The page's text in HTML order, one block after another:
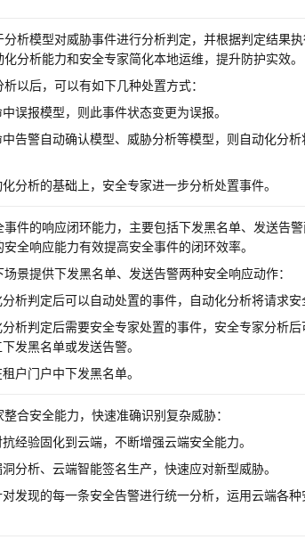
分析模型对威胁事件进行分析判定，并根据判定结果
化分析能力和安全专家简化本地运维，提升防护实效。
析以后，可以有如下几种处置方式：
误报模型，则此事件状态变更为误报。
告警自动确认模型、威胁分析等模型，则自动化分
分析的基础上，安全专家进一步分析处置事件。
事件的响应闭环能力，主要包括下发黑名单、发送告
安全响应能力有效提高安全事件的闭环效率。
场景提供下发黑名单、发送告警两种安全响应动作：
分析判定后可以自动处置的事件，自动化分析将请求安
分析判定后需要安全专家处置的事件，安全专家分析
发黑名单或发送告警。
户门户中下发黑名单。
合安全能力，快速准确识别复杂威胁：
经验固化到云端，不断增强云端安全能力。
分析、云端智能签名生产，快速应对新型威胁。
发现的每一条安全告警进行统一分析，运用云端各